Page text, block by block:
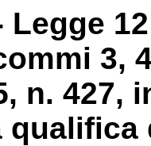
Legge
3,
n. 427,
qualifica